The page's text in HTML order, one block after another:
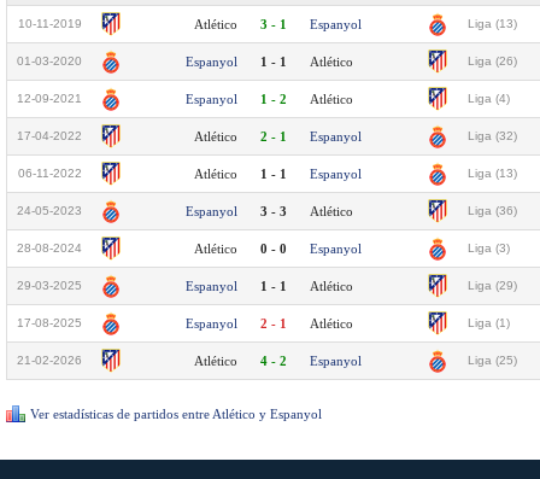
10-11-2019 Atlético 3 - 1 Espanyol Liga (13)
01-03-2020 Espanyol 1 - 1 Atlético Liga (26)
12-09-2021 Espanyol 1 - 2 Atlético Liga (4)
17-04-2022 Atlético 2 - 1 Espanyol Liga (32)
06-11-2022 Atlético 1 - 1 Espanyol Liga (13)
24-05-2023 Espanyol 3 - 3 Atlético Liga (36)
28-08-2024 Atlético 0 - 0 Espanyol Liga (3)
29-03-2025 Espanyol 1 - 1 Atlético Liga (29)
17-08-2025 Espanyol 2 - 1 Atlético Liga (1)
21-02-2026 Atlético 4 - 2 Espanyol Liga (25)
Ver estadísticas de partidos entre Atlético y Espanyol